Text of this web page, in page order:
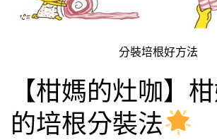
分裝培根好方法
【柑媽的灶咖】
的培根分裝法